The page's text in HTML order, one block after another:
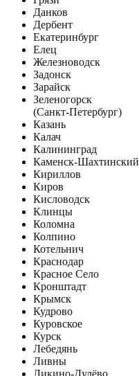
Данков
Дербент
Екатеринбург
Елец
Железноводск
Задонск
Зарайск
Зеленогорск
(Санкт-Петербург)
Казань
Калач
Калининград
Каменск-Шахтинский
Кириллов
Киров
Кисловодск
Клинцы
Коломна
Колпино
Котельнич
Краснодар
Красное Село
Кронштадт
Крымск
Кудрово
Куровское
Курск
Лебедянь
Ливны